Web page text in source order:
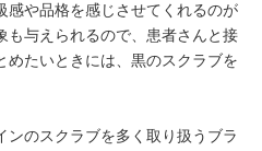
感や品格を感じさせてくれるのが
も与えられるので、患者さんと接
めたいときには、黒のスクラブを
ンのスクラブを多く取り扱うブラ